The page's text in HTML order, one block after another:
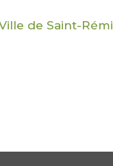
de Saint-Rémi